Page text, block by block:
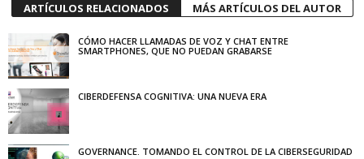
ARTÍCULOS RELACIONADOS MÁS ARTÍCULOS DEL AUTOR
CÓMO HACER LLAMADAS DE VOZ Y CHAT ENTRE
SMARTPHONES, QUE NO PUEDAN GRABARSE
CIBERDEFENSA COGNITIVA: UNA NUEVA ERA
GOVERNANCE. TOMANDO EL CONTROL DE LA CIBERSEGURIDAD